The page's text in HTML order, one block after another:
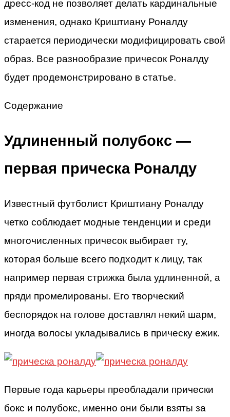
дресс-код не позволяет делать кардинальные
изменения, однако Криштиану Роналду
старается периодически модифицировать свой
образ. Все разнообразие причесок Роналду
будет продемонстрировано в статье.
Содержание
Удлиненный полубокс —
первая прическа Роналду
Известный футболист Криштиану Роналду
четко соблюдает модные тенденции и среди
многочисленных причесок выбирает ту,
которая больше всего подходит к лицу, так
например первая стрижка была удлиненной, а
пряди промелированы. Его творческий
беспорядок на голове доставлял некий шарм,
иногда волосы укладывались в прическу ежик.
Первые года карьеры преобладали прически
бокс и полубокс, именно они были взяты за